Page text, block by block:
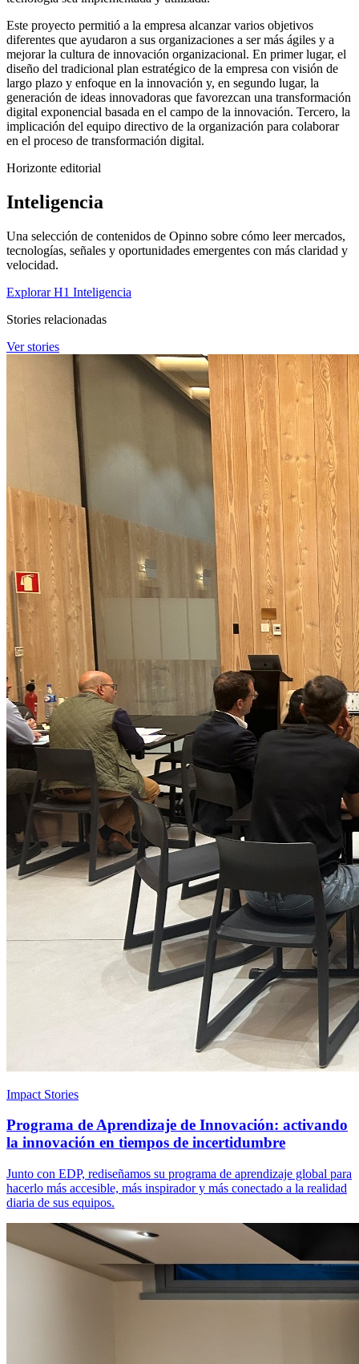
Este proyecto permitió a la empresa alcanzar varios objetivos
diferentes que ayudaron a sus organizaciones a ser más ágiles y a
mejorar la cultura de innovación organizacional. En primer lugar, el
diseño del tradicional plan estratégico de la empresa con visión de
largo plazo y enfoque en la innovación y, en segundo lugar, la
generación de ideas innovadoras que favorezcan una transformación
digital exponencial basada en el campo de la innovación. Tercero, la
implicación del equipo directivo de la organización para colaborar
en el proceso de transformación digital.
Horizonte editorial
Inteligencia
Una selección de contenidos de Opinno sobre cómo leer mercados,
tecnologías, señales y oportunidades emergentes con más claridad y
velocidad.
Explorar H1 Inteligencia
Stories relacionadas
Ver stories
Impact Stories
Programa de Aprendizaje de Innovación: activando
la innovación en tiempos de incertidumbre
Junto con EDP, rediseñamos su programa de aprendizaje global para
hacerlo más accesible, más inspirador y más conectado a la realidad
diaria de sus equipos.